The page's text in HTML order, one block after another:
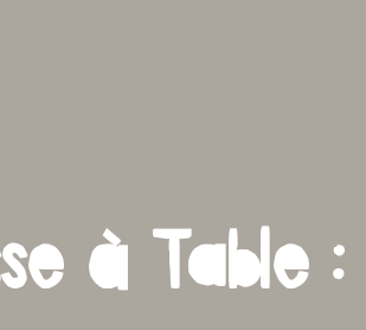
à Table